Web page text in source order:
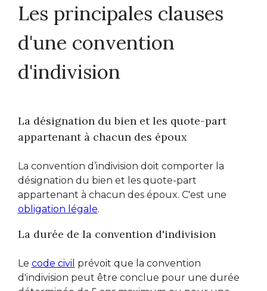
Les principales clauses
d'une convention
d'indivision
La désignation du bien et les quote-part
appartenant à chacun des époux
La convention d’indivision doit comporter la
désignation du bien et les quote-part
appartenant à chacun des époux. C'est une
obligation légale.
La durée de la convention d'indivision
Le code civil prévoit que la convention
d'indivision peut être conclue pour une durée